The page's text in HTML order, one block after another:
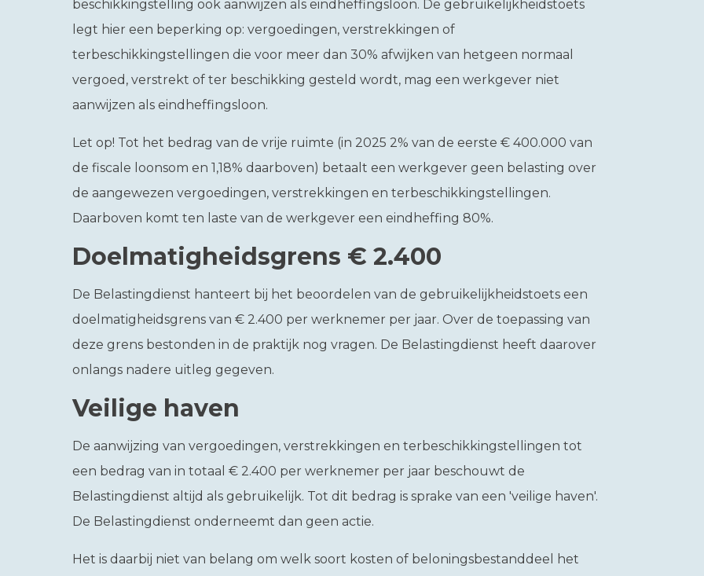
beschikkingstelling ook aanwijzen als eindheffingsloon. De gebruikelijkheidstoets
legt hier een beperking op: vergoedingen, verstrekkingen of
terbeschikkingstellingen die voor meer dan 30% afwijken van hetgeen normaal
vergoed, verstrekt of ter beschikking gesteld wordt, mag een werkgever niet
aanwijzen als eindheffingsloon.
Let op! Tot het bedrag van de vrije ruimte (in 2025 2% van de eerste € 400.000 van
de fiscale loonsom en 1,18% daarboven) betaalt een werkgever geen belasting over
de aangewezen vergoedingen, verstrekkingen en terbeschikkingstellingen.
Daarboven komt ten laste van de werkgever een eindheffing 80%.
Doelmatigheidsgrens € 2.400
De Belastingdienst hanteert bij het beoordelen van de gebruikelijkheidstoets een
doelmatigheidsgrens van € 2.400 per werknemer per jaar. Over de toepassing van
deze grens bestonden in de praktijk nog vragen. De Belastingdienst heeft daarover
onlangs nadere uitleg gegeven.
Veilige haven
De aanwijzing van vergoedingen, verstrekkingen en terbeschikkingstellingen tot
een bedrag van in totaal € 2.400 per werknemer per jaar beschouwt de
Belastingdienst altijd als gebruikelijk. Tot dit bedrag is sprake van een 'veilige haven'.
De Belastingdienst onderneemt dan geen actie.
Het is daarbij niet van belang om welk soort kosten of beloningsbestanddeel het